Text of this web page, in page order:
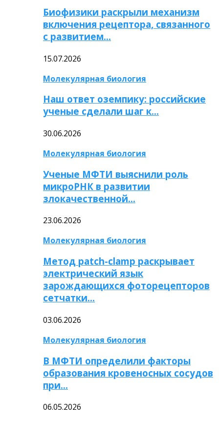
Биофизики раскрыли механизм
включения рецептора, связанного
с развитием…
15.07.2026
Молекулярная биология
Наш ответ оземпику: российские
ученые сделали шаг к…
30.06.2026
Молекулярная биология
Ученые МФТИ выяснили роль
микроРНК в развитии
злокачественной…
23.06.2026
Молекулярная биология
Метод patch-clamp раскрывает
электрический язык
зарождающихся фоторецепторов
сетчатки…
03.06.2026
Молекулярная биология
В МФТИ определили факторы
образования кровеносных сосудов
при…
06.05.2026